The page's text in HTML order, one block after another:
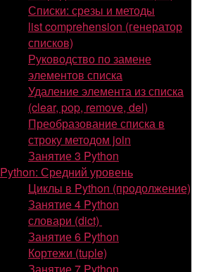
Списки: срезы и методы
list comprehension (генератор
списков)
Руководство по замене
элементов списка
Удаление элемента из списка
(clear, pop, remove, del)
Преобразование списка в
строку методом join
Занятие 3 Python
Python: Средний уровень
Циклы в Python (продолжение)
Занятие 4 Python
словари (dict)
Занятие 6 Python
Кортежи (tuple)